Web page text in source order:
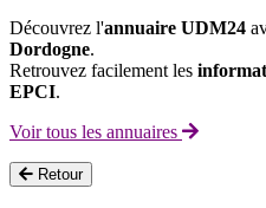
Découvrez l'annuaire UDM24
Dordogne.
Retrouvez facilement les
EPCI.
Voir tous les annuaires
Retour